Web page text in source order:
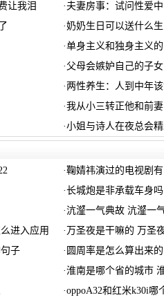
让我泪 · 夫妻房事：试问性爱
·奶奶生日可以送什么
·单身主义和独身主义
· 父母会嫉妒自己的子
· 两性养生：人到中年
·我从小三转正他和前
·小姐与诗人在夜总会
·鞠婧祎演过的电视剧
·长城炮是非承载车身吗
·沆瀣一气典故 沆瀣一
进入应用 · 万圣夜是干嘛的 万圣
子 · 圆周率是怎么算出来
·淮南是哪个省的城市
·oppoA32和红米k30i哪